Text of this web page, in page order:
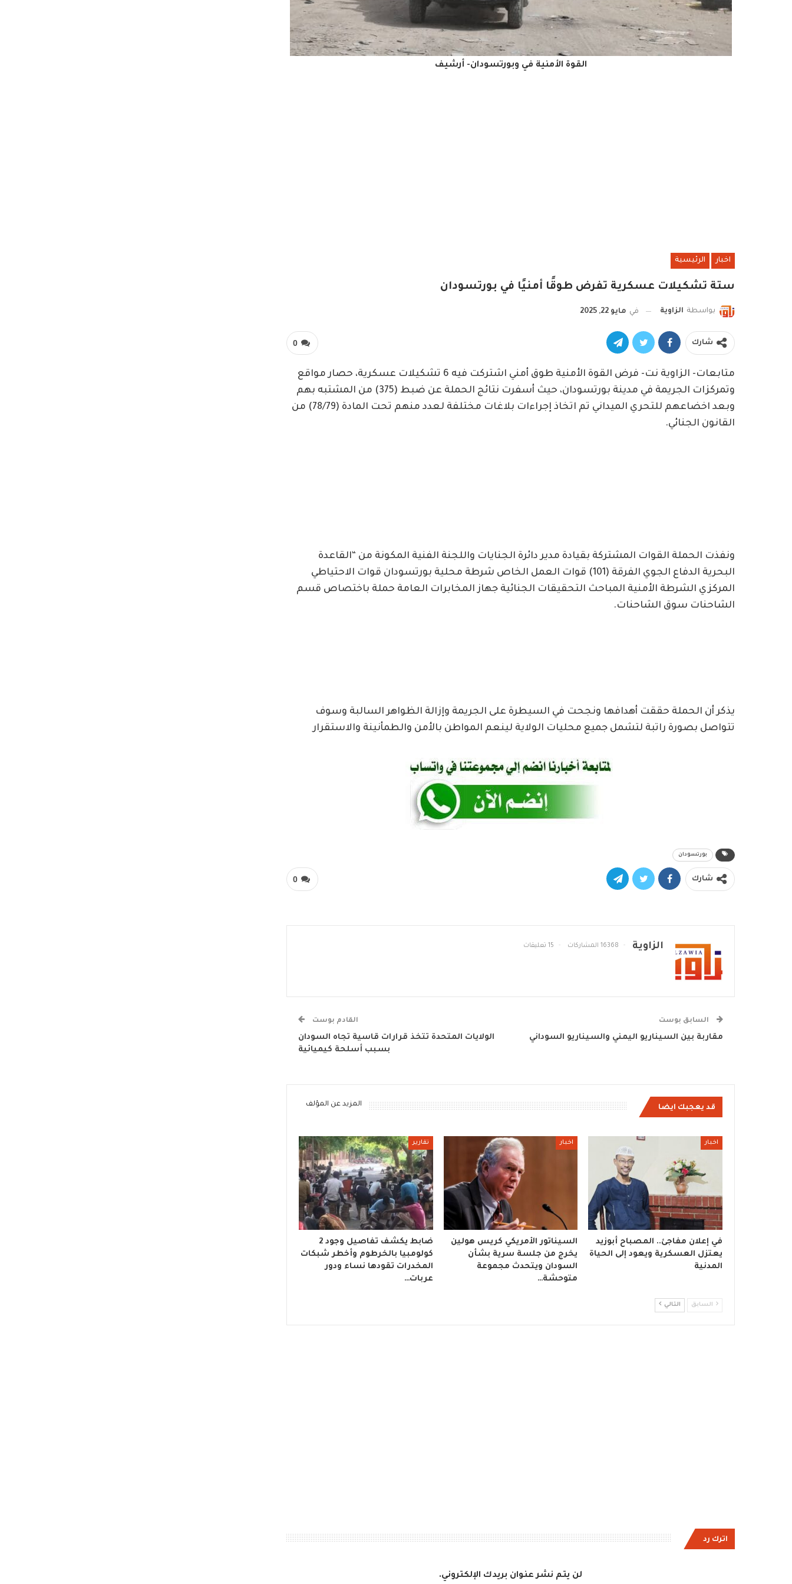
القوة الأمنية في وبورتسودان- أرشيف
اخبار الرئيسية
ستة تشكيلات عسكرية تفرض طوقًا أمنيًا في بورتسودان
بواسطة الزاوية في مايو 22, 2025
0 شارك
متابعات- الزاوية نت- فرض القوة الأمنية طوق أمني اشتركت فيه 6 تشكيلات عسكرية، حصار مواقع
وتمركزات الجريمة في مدينة بورتسودان، حيث أسفرت نتائج الحملة عن ضبط (375) من المشتبه بهم
وبعد اخضاعهم للتحري الميداني تم اتخاذ إجراءات بلاغات مختلفة لعدد منهم تحت المادة (78/79) من
القانون الجنائي.
ونفذت الحملة القوات المشتركة بقيادة مدير دائرة الجنايات واللجنة الفنية المكونة من “القاعدة
البحرية الدفاع الجوي الفرقة (101) قوات العمل الخاص شرطة محلية بورتسودان قوات الاحتياطي
المركزي الشرطة الأمنية المباحث التحقيقات الجنائية جهاز المخابرات العامة حملة باختصاص قسم
الشاحنات سوق الشاحنات.
يذكر أن الحملة حققت أهدافها ونجحت في السيطرة على الجريمة وإزالة الظواهر السالبة وسوف
تتواصل بصورة راتبة لتشمل جميع محليات الولاية لينعم المواطن بالأمن والطمأنينة والاستقرار
بورتسودان
0 شارك
الزاوية 16368 المشاركات 15 تعليقات
السابق بوست
مقاربة بين السيناريو اليمني والسيناريو السوداني
القادم بوست
الولايات المتحدة تتخذ قرارات قاسية تجاه السودان
بسبب أسلحة كيميائية
قد يعجبك ايضا المزيد عن المؤلف
اخبار
في إعلان مفاجئ.. المصباح أبوزيد
يعتزل العسكرية ويعود إلى الحياة
المدنية
اخبار
السيناتور الأمريكي كريس هولين
يخرج من جلسة سرية بشأن
السودان ويتحدث مجموعة
متوحشة…
تقارير
ضابط يكشف تفاصيل وجود 2
كولومبيا بالخرطوم وأخطر شبكات
المخدرات تقودها نساء ودور
عربات…
السابق التالي
اترك رد
لن يتم نشر عنوان بريدك الإلكتروني.